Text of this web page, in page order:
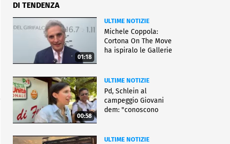
DI TENDENZA
01:18
ULTIME NOTIZIE
Michele Coppola:
Cortona On The Move
ha ispiralo le Gallerie
00:58
ULTIME NOTIZIE
Pd, Schlein al
campeggio Giovani
dem: "conoscono
ULTIME NOTIZIE